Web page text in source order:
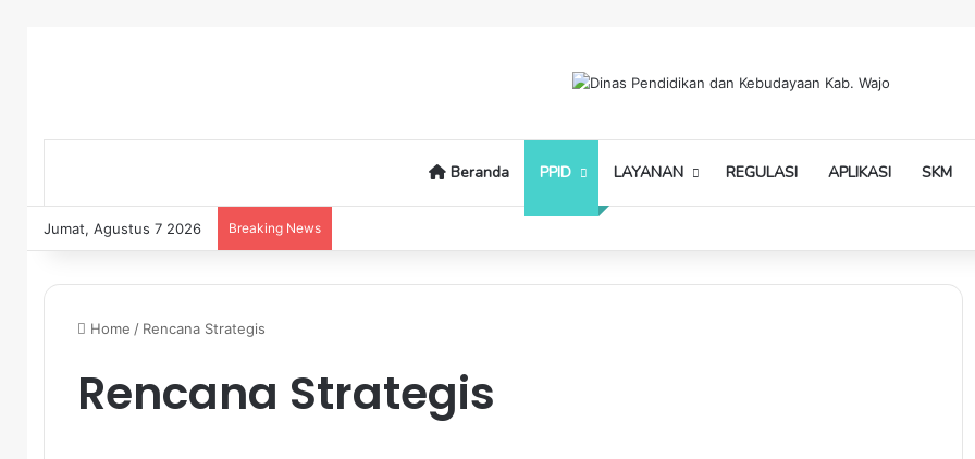
Beranda PPID LAYANAN REGULASI APLIKASI SKM
Jumat, Agustus 7 2026 Breaking News
Home / Rencana Strategis
Rencana Strategis